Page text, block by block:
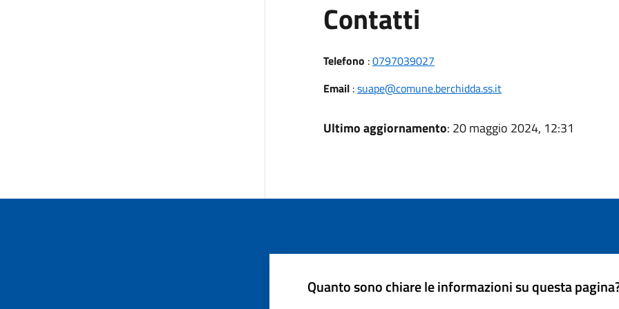
Contatti
Telefono :0797039027
Email:suape@comune.berchidda.ss.it
Ultimo aggiornamento: 20 maggio 2024, 12:31
Quanto sono chiare le informazioni su questa